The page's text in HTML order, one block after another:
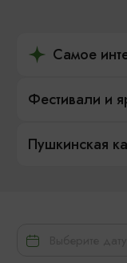
Самое
Фестивали и
Пушкинская